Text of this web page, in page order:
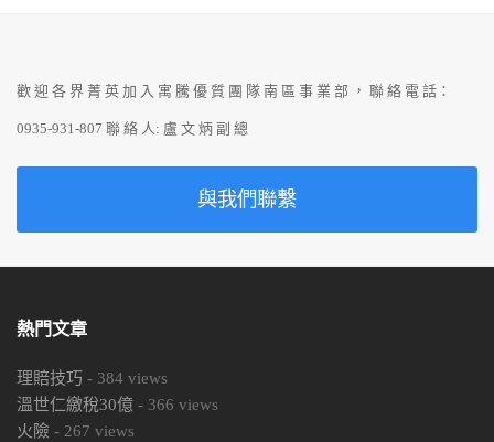
歡 迎 各 界 菁 英 加 入 寓 騰 優 質 團 隊 南 區 事 業 部 ， 聯 絡 電 話：
0935-931-807 聯 絡 人: 盧 文 炳 副 總
與我們聯繫
熱門文章
理賠技巧 - 384 views
溫世仁繳稅30億 - 366 views
火險 - 267 views